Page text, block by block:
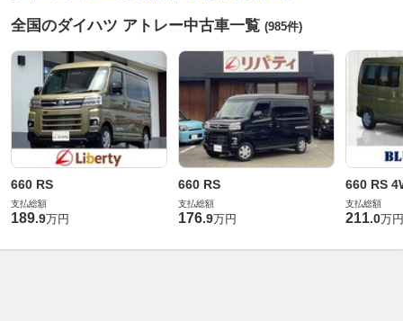
全国のダイハツ アトレー中古車一覧 (985件)
660 RS
支払総額
189.9万円
660 RS
支払総額
176.9万円
660 RS
支払総額
211.0万円